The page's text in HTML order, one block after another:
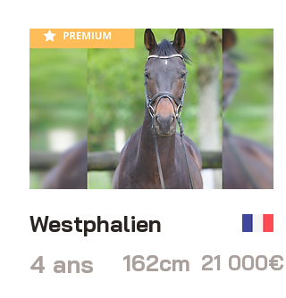
Westphalien
4 ans 162cm 21 000€